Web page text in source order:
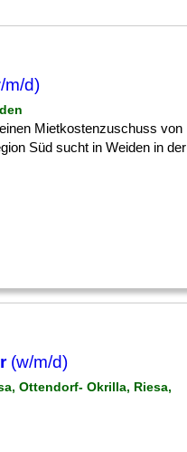
d)
Mietkostenzuschuss von
Süd sucht in Weiden in der
(w/m/d)
Ottendorf- Okrilla, Riesa,